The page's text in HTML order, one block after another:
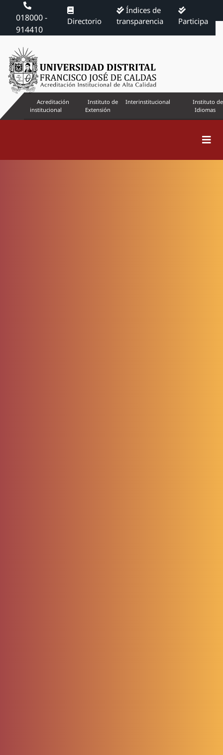
018000 -
914410
Directorio
Índices de
transparencia
Participa
Acreditación
institucional
Instituto de
Extensión
Interinstitucional
Instituto de
Idiomas